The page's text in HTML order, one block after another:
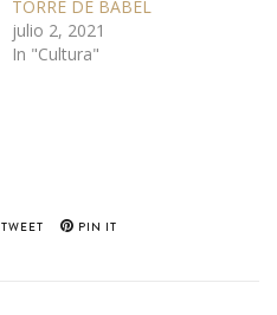
TORRE DE BABEL
julio 2, 2021
In "Cultura"
TWEET PIN IT